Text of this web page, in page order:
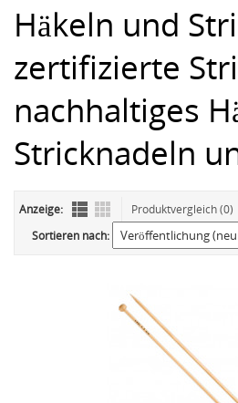
Häkeln und
zertifizierte
nachhaltiges
Stricknadeln
Anzeige: Produktvergleich (0)
Sortieren nach: